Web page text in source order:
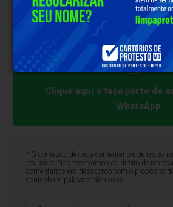
seria repassado por meio de
A defesa nega as acusações.
Clique aqui e faça parte do
WhatsApp
* O conteúdo de cada comentário é de
realizá-lo. Nos reservamos ao direito de
comentários em desacordo com o propósito
contenham palavras ofensivas.